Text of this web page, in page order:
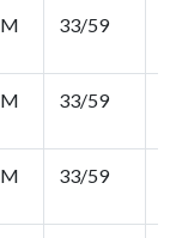
M 33/59
M 33/59
M 33/59